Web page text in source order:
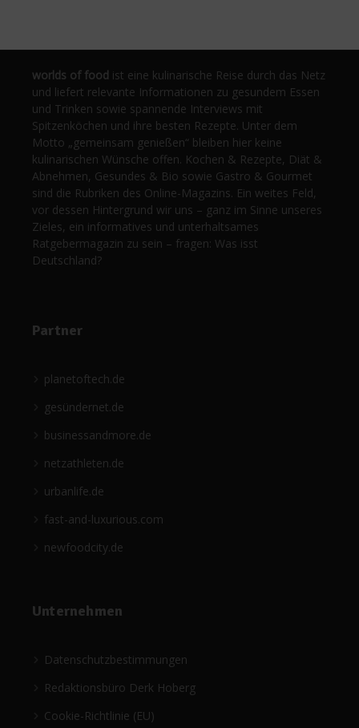
worlds of food ist eine kulinarische Reise durch das Netz
und liefert relevante Informationen zu gesundem Essen
und Trinken sowie spannende Interviews mit
Spitzenköchen und ihre besten Rezepte. Unter dem
Motto „gemeinsam genießen“ bleiben hier keine
kulinarischen Wünsche offen. Kochen & Rezepte, Diät &
Abnehmen, Gesundes & Bio sowie Gastro & Gourmet
sind die Rubriken des Online-Magazins. Ein weites Feld,
vor dessen Hintergrund wir uns – ganz im Sinne unseres
Zieles, ein informatives und unterhaltsames
Ratgebermagazin zu sein – fragen: Was isst
Deutschland?
Partner
planetoftech.de
gesündernet.de
businessandmore.de
netzathleten.de
urbanlife.de
fast-and-luxurious.com
newfoodcity.de
Unternehmen
Datenschutzbestimmungen
Redaktionsbüro Derk Hoberg
Cookie-Richtlinie (EU)